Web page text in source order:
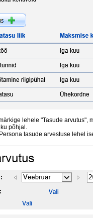
lehele "Tasude arvutus",
põhjal.
tasude arvestuse lehel